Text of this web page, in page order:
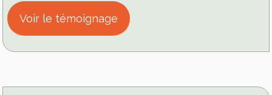
Voir le témoignage